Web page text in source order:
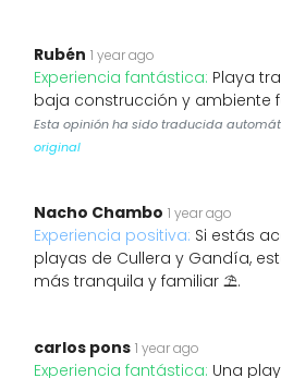
Rubén 1 year ago
Experiencia fantástica: Playa
baja construcción y ambiente
Esta opinión ha sido traducida
original
Nacho Chambo 1 year ago
Experiencia positiva: Si estás
playas de Cullera y Gandía,
más tranquila y familiar ⛱️.
carlos pons 1 year ago
Experiencia fantástica: Una